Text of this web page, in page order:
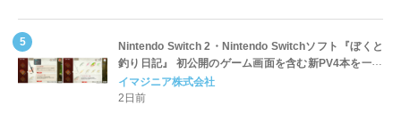
Nintendo Switch 2・Nintendo Switchソフト『ぼくと
釣り日記』 初公開のゲーム画面を含む新PV4本を一挙
公開！
イマジニア株式会社
2日前